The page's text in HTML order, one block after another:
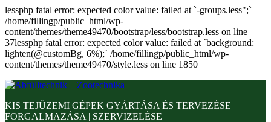
lessphp fatal error: expected color value: failed at `-groups.less";`
/home/fillingp/public_html/wp-
content/themes/theme49470/bootstrap/less/bootstrap.less on line
37lessphp fatal error: expected color value: failed at `background:
lighten(@customBg, 6%);` /home/fillingp/public_html/wp-
content/themes/theme49470/style.less on line 1850
KIS TEJÜZEMI GÉPEK GYÁRTÁSA ÉS TERVEZÉSE|
FORGALMAZÁSA | SZERVIZELÉSE